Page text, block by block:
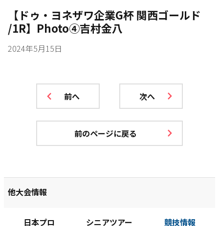
【ドゥ・ヨネザワ企業G杯 関西ゴールド
/1R】Photo④吉村金八
2024年5月15日
前へ 次へ
前のページに戻る
他大会情報
日本プロ シニアツアー 競技情報